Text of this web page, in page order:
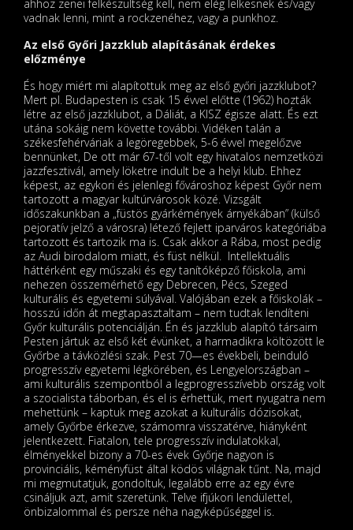
ahhoz zenei felkészültség kell, nem elég lelkesnek és/vagy
vadnak lenni, mint a rockzenéhez, vagy a punkhoz.
Az első Győri Jazzklub alapításának érdekes
előzménye
És hogy miért mi alapítottuk meg az első győri jazzklubot?
Mert pl. Budapesten is csak 15 évvel előtte (1962) hozták
létre az első jazzklubot, a Dáliát, a KISZ égisze alatt. És ezt
utána sokáig nem követte további. Vidéken talán a
székesfehérváriak a legöregebbek, 5-6 évvel megelőzve
bennünket, De ott már 67-től volt egy hivatalos nemzetközi
jazzfesztivál, amely löketre indult be a helyi klub. Ehhez
képest, az egykori és jelenlegi fővároshoz képest Győr nem
tartozott a magyar kultúrvárosok közé. Vizsgált
időszakunkban a „füstös gyárkémények árnyékában” (külső
pejoratív jelző a városra) létező fejlett iparváros kategóriába
tartozott és tartozik ma is. Csak akkor a Rába, most pedig
az Audi birodalom miatt, és füst nélkül. Intellektuális
háttérként egy műszaki és egy tanítóképző főiskola, ami
nehezen összemérhető egy Debrecen, Pécs, Szeged
kulturális és egyetemi súlyával. Valójában ezek a főiskolák –
hosszú időn át megtapasztaltam – nem tudtak lendíteni
Győr kulturális potenciálján. Én és jazzklub alapító társaim
Pesten jártuk az első két évünket, a harmadikra költözött le
Győrbe a távközlési szak. Pest 70—es évekbeli, beinduló
progresszív egyetemi légkörében, és Lengyelországban –
ami kulturális szempontból a legprogresszívebb ország volt
a szocialista táborban, és el is érhettük, mert nyugatra nem
mehettünk – kaptuk meg azokat a kulturális dózisokat,
amely Győrbe érkezve, számomra visszatérve, hiányként
jelentkezett. Fiatalon, tele progresszív indulatokkal,
élményekkel bizony a 70-es évek Győrje nagyon is
provinciális, kéményfüst által ködös világnak tűnt. Na, majd
mi megmutatjuk, gondoltuk, legalább erre az egy évre
csináljuk azt, amit szeretünk. Telve ifjúkori lendülettel,
önbizalommal és persze néha nagyképűséggel is.